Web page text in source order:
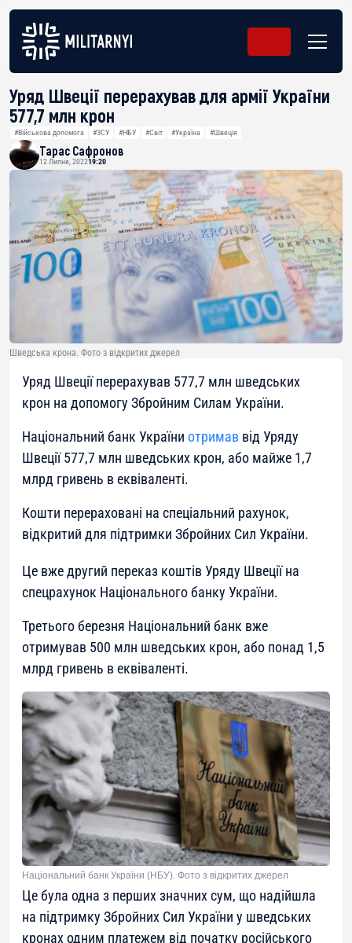
Уряд Швеції перерахував для армії України
577,7 млн крон
#Військова допомога #ЗСУ #НБУ #Світ #Україна #Швеція
Тарас Сафронов
12 Липня, 202219:20
Шведська крона. Фото з відкритих джерел
Уряд Швеції перерахував 577,7 млн шведських
крон на допомогу Збройним Силам України.
Національний банк України отримав від Уряду
Швеції 577,7 млн шведських крон, або майже 1,7
млрд гривень в еквіваленті.
Кошти перераховані на спеціальний рахунок,
відкритий для підтримки Збройних Сил України.
Це вже другий переказ коштів Уряду Швеції на
спецрахунок Національного банку України.
Третього березня Національний банк вже
отримував 500 млн шведських крон, або понад 1,5
млрд гривень в еквіваленті.
Національний банк України (НБУ). Фото з відкритих джерел
Це була одна з перших значних сум, що надійшла
на підтримку Збройних Сил України у шведських
кронах одним платежем від початку російського